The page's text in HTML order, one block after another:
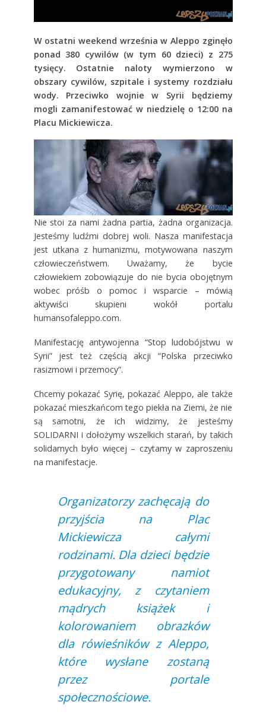
W ostatni weekend września w Aleppo zginęło
ponad 380 cywilów (w tym 60 dzieci) z 275
tysięcy. Ostatnie naloty wymierzono w
obszary cywilów, szpitale i systemy rozdziału
wody. Przeciwko wojnie w Syrii będziemy
mogli zamanifestować w niedzielę o 12:00 na
Placu Mickiewicza.
Nie stoi za nami żadna partia, żadna organizacja.
Jesteśmy ludźmi dobrej woli. Nasza manifestacja
jest utkana z humanizmu, motywowana naszym
człowieczeństwem. Uważamy, że bycie
człowiekiem zobowiązuje do nie bycia obojętnym
wobec próśb o pomoc i wsparcie – mówią
aktywiści skupieni wokół portalu
humansofaleppo.com.
Manifestację antywojenna “Stop ludobójstwu w
Syrii” jest też częścią akcji “Polska przeciwko
rasizmowi i przemocy”.
Chcemy pokazać Syrię, pokazać Aleppo, ale także
pokazać mieszkańcom tego piekła na Ziemi, że nie
są samotni, że ich widzimy, że jesteśmy
SOLIDARNI i dołożymy wszelkich starań, by takich
solidarnych było więcej – czytamy w zaproszeniu
na manifestacje.
Organizatorzy zachęcają do
przyjścia na Plac
Mickiewicza całymi
rodzinami. Dla dzieci będzie
przygotowany namiot
edukacyjny, z czytaniem
mądrych książek i
kolorowaniem obrazków
dla rówieśników z Aleppo,
które wysłane zostaną
przez portale
społecznościowe.